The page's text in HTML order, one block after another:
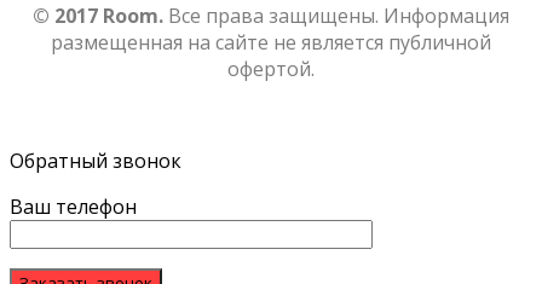
© 2017 Room. Все права защищены. Информация
размещенная на сайте не является публичной
офертой.
Обратный звонок
Ваш телефон